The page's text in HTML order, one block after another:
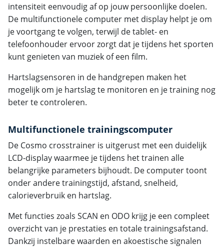
intensiteit eenvoudig af op jouw persoonlijke doelen.
De multifunctionele computer met display helpt je om
je voortgang te volgen, terwijl de tablet- en
telefoonhouder ervoor zorgt dat je tijdens het sporten
kunt genieten van muziek of een film.
Hartslagsensoren in de handgrepen maken het
mogelijk om je hartslag te monitoren en je training nog
beter te controleren.
Multifunctionele trainingscomputer
De Cosmo crosstrainer is uitgerust met een duidelijk
LCD-display waarmee je tijdens het trainen alle
belangrijke parameters bijhoudt. De computer toont
onder andere trainingstijd, afstand, snelheid,
calorieverbruik en hartslag.
Met functies zoals SCAN en ODO krijg je een compleet
overzicht van je prestaties en totale trainingsafstand.
Dankzij instelbare waarden en akoestische signalen